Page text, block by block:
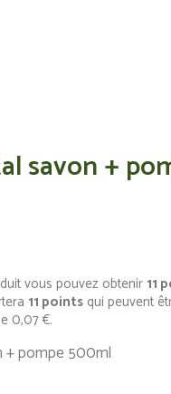
savon +
vous pouvez obtenir11
11 points qui peuvent
0,07 €.
+ pompe 500ml